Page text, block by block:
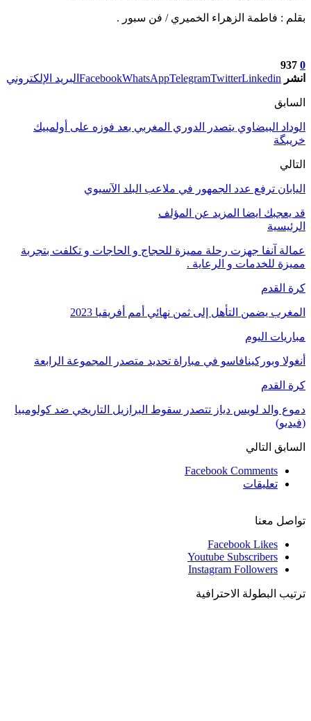
بقلم : فاطمة الزهراء الخميري / فن سبور .
0
937
انشر
FacebookWhatsAppTelegramTwitterLinkedin البريد الإلكتروني
السابق
الوداد البيضاوي يتصدر الدوري المغربي بعد فوزه على أولمبيك
خريبگة
التالي
اليابان ترفع عدد الجمهور في ملاعب البلد الآسيوي
قد يعجبك ايضا المزيد عن المؤلف
الرئيسية
عمالة آنفا جهزت رحلة مميزة للحجاج و الحاجات و تكلفت بتجربة
مميزة للخدمات و الرعاية .
كرة القدم
المغرب يضمن التأهل إلى ثمن نهائي أمم أفريقيا 2023
مباريات اليوم
أنغولا وبوركينافاسو في مباراة تحديد متصدر المجموعة الرابعة
كرة القدم
دموع والد لويس دياز تتصدر سقوط البرازيل التاريخي ضد كولومبيا
(فيديو)
السابق التالي
Facebook Comments
تعليقات
تواصل معنا
Facebook Likes
Youtube Subscribers
Instagram Followers
ترتيب البطولة الاحترافية